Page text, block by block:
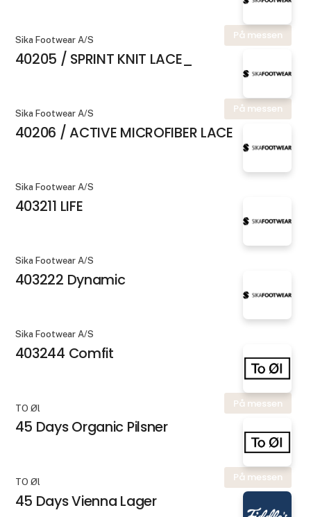
På messen
Sika Footwear A/S
40205 / SPRINT KNIT LACE_
På messen
Sika Footwear A/S
40206 / ACTIVE MICROFIBER LACE
Sika Footwear A/S
403211 LIFE
Sika Footwear A/S
403222 Dynamic
Sika Footwear A/S
403244 Comfit
På messen
TO Øl
45 Days Organic Pilsner
På messen
TO Øl
45 Days Vienna Lager